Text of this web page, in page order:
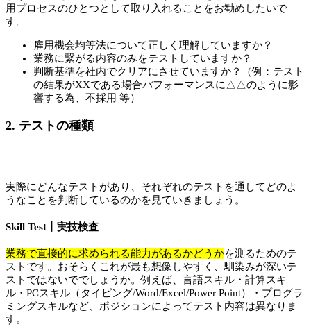
用プロセスのひとつとして取り入れることをお勧めしたいで
す。
雇用機会均等法について正しく理解していますか？
業務に繋がる内容のみをテストしていますか？
判断基準を社内でクリアにさせていますか？（例：テスト
の結果がXXである場合パフォーマンスに△△のように影
響する為、不採用 等）
2. テストの種類
実際にどんなテストがあり、それぞれのテストを通してどのよ
うなことを判断しているのかを見ていきましょう。
Skill Test丨実技検査
業務で直接的に求められる能力があるかどうかを測るためのテ
ストです。おそらくこれが最も想像しやすく、馴染みが深いテ
ストではないででしょうか。例えば、言語スキル・計算スキ
ル・PCスキル（タイピング/Word/Excel/Power Point）・プログラ
ミングスキルなど、ポジションによってテスト内容は異なりま
す。